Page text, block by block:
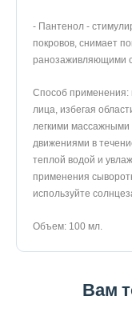
- Пантенол -
покровов, снимает
ранозаживляющими
Способ применения:
лица, избегая
легкими массажными
движениями в
теплой водой и
применения
используйте
Объем: 100 мл.
Вам